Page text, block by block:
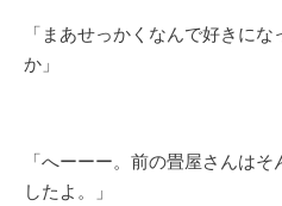
「まあせっかくなんで好きに
か」
「へーーー。前の畳屋さんは
したよ。」